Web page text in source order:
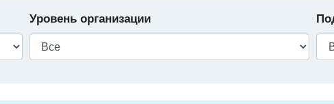
Уровень организации